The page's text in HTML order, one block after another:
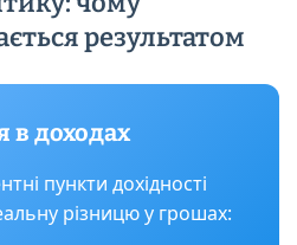
результатом
в доходах
пункти дохідності
різницю у грошах: